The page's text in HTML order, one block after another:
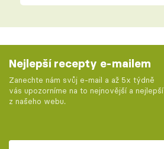
Nejlepší recepty e-mailem
Zanechte nám svůj e-mail a až 5x týdně
vás upozorníme na to nejnovější a nejlepší
z našeho webu.